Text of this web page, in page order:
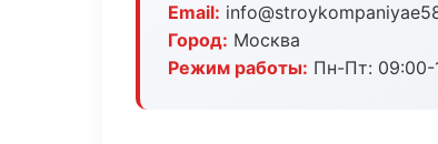
Email:
Город: Москва
Режим работы: Пн-Пт: 09:00-